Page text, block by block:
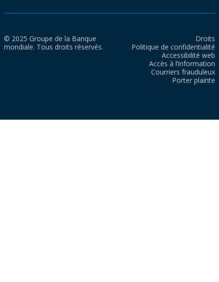
© 2025 Groupe de la Banque
mondiale. Tous droits réservés.
Droits
Politique de confidentialité
Accessibilité web
Accès à l’information
Courriers frauduleux
Porter plainte